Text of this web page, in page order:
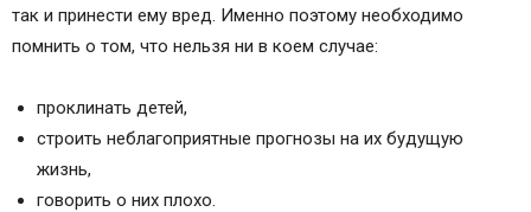
так и принести ему вред. Именно поэтому необходимо
помнить о том, что нельзя ни в коем случае:
проклинать детей,
строить неблагоприятные прогнозы на их будущую
жизнь,
говорить о них плохо.